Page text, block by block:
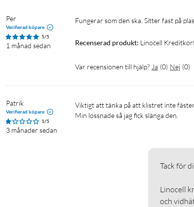
Per
Verifierad köpare
5/5
1 månad sedan
Fungerar som den ska. Sitter fast på
Recenserad produkt: Linocell
Var recensionen till hjälp? Ja (0) Nej (0)
Patrik
Verifierad köpare
1/5
3 månader sedan
Viktigt att tänka på att klistret inte fäster på alla typer av skal.
Min lossnade så jag fick slänga den.
Tack för
Linocell
och